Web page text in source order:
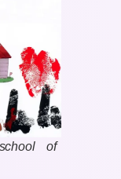
of